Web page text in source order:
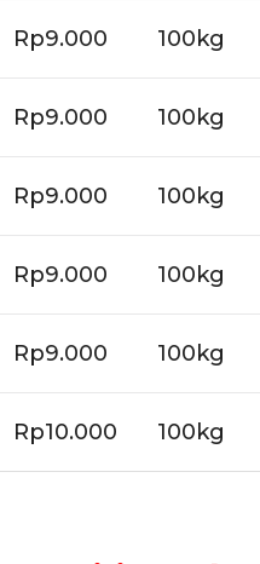
Rp9.000 100kg
Rp9.000 100kg
Rp9.000 100kg
Rp9.000 100kg
Rp9.000 100kg
Rp10.000 100kg